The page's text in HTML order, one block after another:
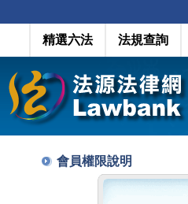
精選六法 法規查詢
會員權限說明